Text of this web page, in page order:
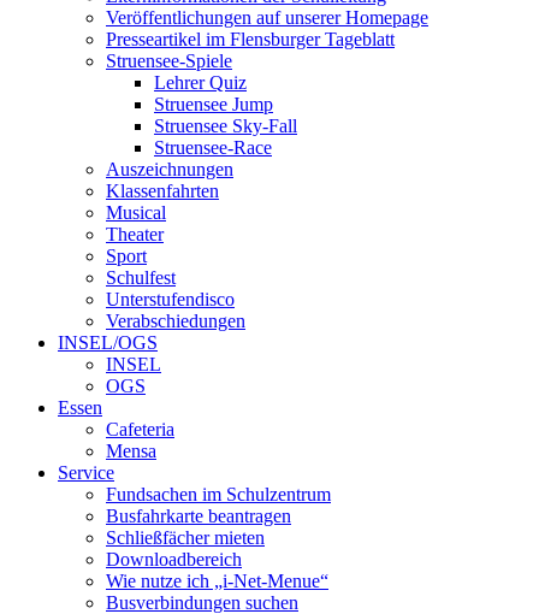
Veröffentlichungen auf unserer Homepage
Presseartikel im Flensburger Tageblatt
Struensee-Spiele
Lehrer Quiz
Struensee Jump
Struensee Sky-Fall
Struensee-Race
Auszeichnungen
Klassenfahrten
Musical
Theater
Sport
Schulfest
Unterstufendisco
Verabschiedungen
INSEL/OGS
INSEL
OGS
Essen
Cafeteria
Mensa
Service
Fundsachen im Schulzentrum
Busfahrkarte beantragen
Schließfächer mieten
Downloadbereich
Wie nutze ich „i-Net-Menue“
Busverbindungen suchen